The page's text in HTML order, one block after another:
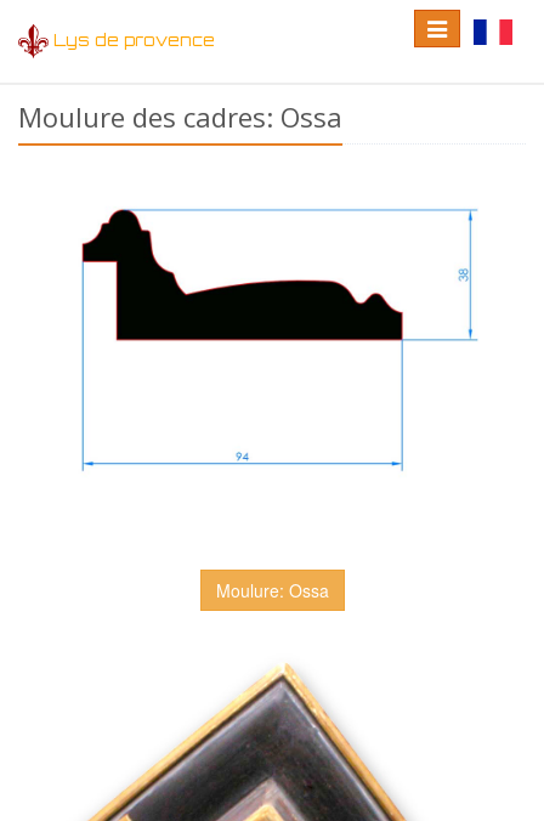
Lys de provence
language
Toggle
navigation
Moulure des cadres: Ossa
Moulure: Ossa